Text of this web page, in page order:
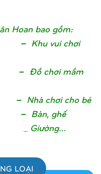
Hoan bao gồm:
Khu vui chơi
Đồchơi mầm
– Nhà chơi cho bé
Bàn, ghế
LOẠI